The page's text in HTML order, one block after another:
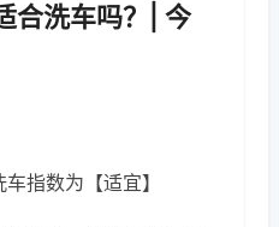
合洗车吗？| 今
指数为【适宜】